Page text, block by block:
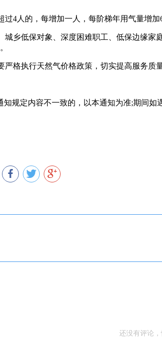
人的，每增加一人，每阶梯年用气量增加
低保对象、深度困难职工、低保边缘家
执行天然气价格政策，切实提高服务质
定内容不一致的，以本通知为准;期间如
还没有评论